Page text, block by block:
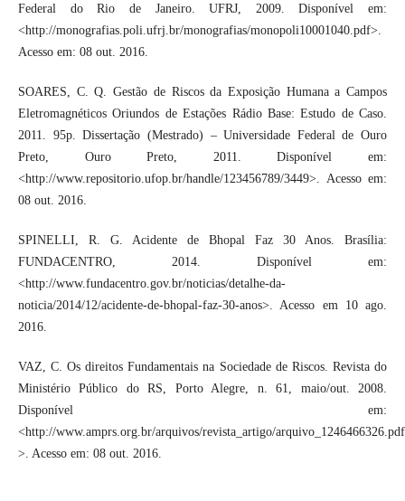
Federal do Rio de Janeiro. UFRJ, 2009. Disponível em:
<http://monografias.poli.ufrj.br/monografias/monopoli10001040.pdf>.
Acesso em: 08 out. 2016.
SOARES, C. Q. Gestão de Riscos da Exposição Humana a Campos
Eletromagnéticos Oriundos de Estações Rádio Base: Estudo de Caso.
2011. 95p. Dissertação (Mestrado) – Universidade Federal de Ouro
Preto, Ouro Preto, 2011. Disponível em:
<http://www.repositorio.ufop.br/handle/123456789/3449>. Acesso em:
08 out. 2016.
SPINELLI, R. G. Acidente de Bhopal Faz 30 Anos. Brasília:
FUNDACENTRO, 2014. Disponível em:
<http://www.fundacentro.gov.br/noticias/detalhe-da-
noticia/2014/12/acidente-de-bhopal-faz-30-anos>. Acesso em 10 ago.
2016.
VAZ, C. Os direitos Fundamentais na Sociedade de Riscos. Revista do
Ministério Público do RS, Porto Alegre, n. 61, maio/out. 2008.
Disponível em:
<http://www.amprs.org.br/arquivos/revista_artigo/arquivo_1246466326.pdf
>. Acesso em: 08 out. 2016.